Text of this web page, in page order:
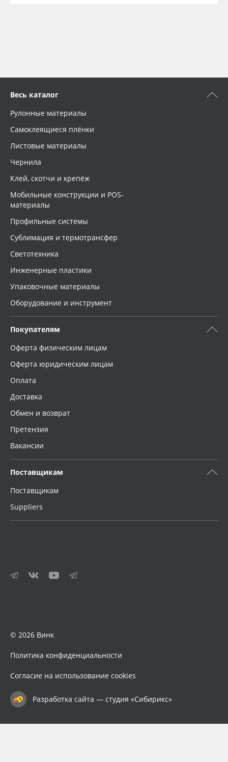
Весь каталог
Рулонные материалы
Самоклеящиеся плёнки
Листовые материалы
Чернила
Клей, скотчи и крепёж
Мобильные конструкции и POS-
материалы
Профильные системы
Сублимация и термотрансфер
Светотехника
Инженерные пластики
Упаковочные материалы
Оборудование и инструмент
Покупателям
Оферта физическим лицам
Оферта юридическим лицам
Оплата
Доставка
Обмен и возврат
Претензия
Вакансии
Поставщикам
Поставщикам
Suppliers
© 2026 Винк
Политика конфиденциальности
Согласие на использование cookies
Разработка сайта — студия «Сибирикс»